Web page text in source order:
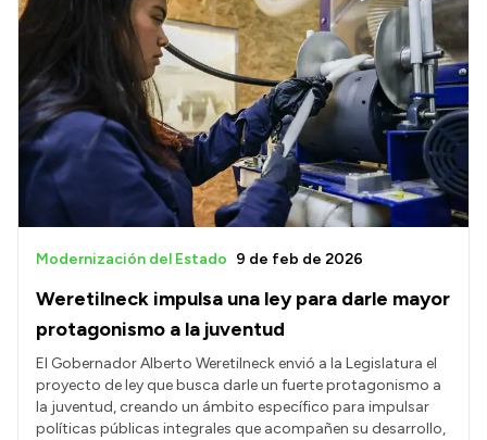
Weretilneck impulsa una ley para darle mayor
protagonismo a la juventud
Modernización del Estado 9 de feb de 2026
El Gobernador Alberto Weretilneck envió a la Legislatura el
proyecto de ley que busca darle un fuerte protagonismo a
la juventud, creando un ámbito específico para impulsar
políticas públicas integrales que acompañen su desarrollo,